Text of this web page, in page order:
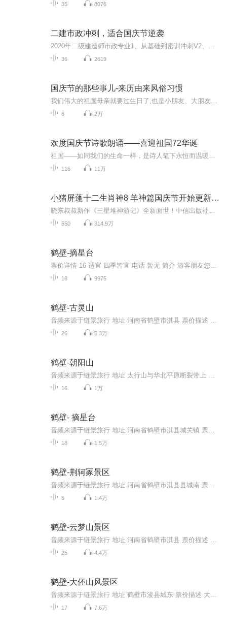
35 8076
二建市政冲刺，适合国庆节逆袭
36 2619
国庆节的那些事儿-来历由来风俗习惯
6 2万
欢度国庆节诗歌朗诵——喜迎祖国72华诞
116 11万
小猪屏蓬十二生肖神8 羊神篇国庆节开始更新啦！
550 314.9万
鹤壁-摘星台
18 9975
鹤壁-古灵山
26 5.3万
鹤壁-朝阳山
16 1万
鹤壁- 摘星台
18 1.5万
鹤壁-荆轲冢景区
5 1.4万
鹤壁-云梦山景区
25 4.4万
鹤壁-大伾山风景区
17 7.6万